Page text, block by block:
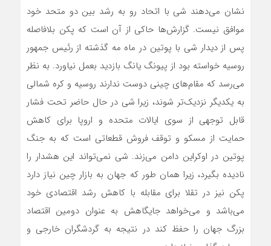
نشان می‌دهند شی با اتحاد رو به رشد بین دو متحد خود
موافق نیست. گزارش‌ها حاکی از آن است که پکن بلافاصله
پس از دیدار شی با پوتین در ماه مه گذشته از رئیس جمهور
روسیه خواسته بود از پیونگ یانگ بازدید بعمل نیاورد. به نظر
می‌رسد که مقام‌های چینی دوست ندارند روسیه و کره شمالی
به یکدیگر نزدیک‌تر شوند، زیرا شی در حال حاضر تحت فشار
قابل توجهی از سوی ایالات متحده و اروپا برای کاهش
حمایت از مسکو و توقف فروش قطعاتی است که به جنگ
پوتین در اوکراین دامن می‌زند. شی نمی‌تواند این هشدار را
نادیده بگیرد، زیرا همان طور که جهان به بازار چین نیاز دارد
پکن نیز در تقلا برای مقابله با کاهش رشد اقتصادی خود
می‌باشد و می‌خواهد جایگاهش به عنوان دومین اقتصاد
بزرگ جهان را حفظ کند در نتیجه به گردشگران خارجی و